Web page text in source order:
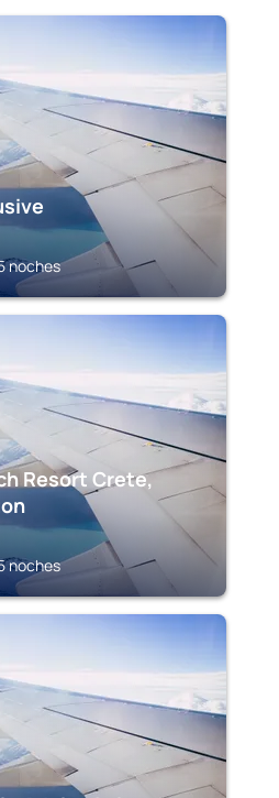
noches
Resort Crete,
noches